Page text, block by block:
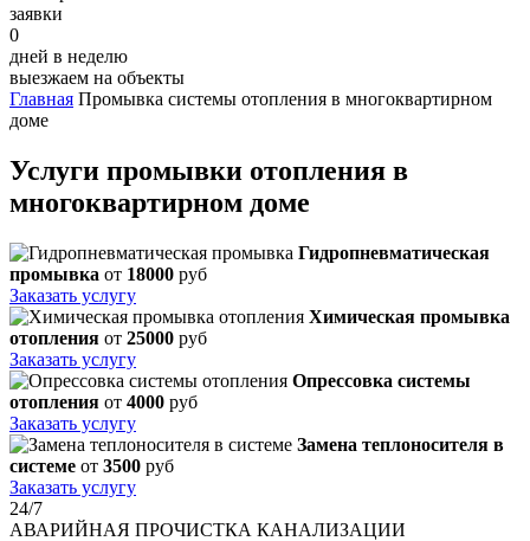
заявки
0
дней в неделю
выезжаем на объекты
Главная Промывка системы отопления в многоквартирном
доме
Услуги промывки отопления в
многоквартирном доме
Гидропневматическая
промывка от 18000 руб
Заказать услугу
Химическая промывка
отопления от 25000 руб
Заказать услугу
Опрессовка системы
отопления от 4000 руб
Заказать услугу
Замена теплоносителя в
системе от 3500 руб
Заказать услугу
24/7
АВАРИЙНАЯ ПРОЧИСТКА КАНАЛИЗАЦИИ